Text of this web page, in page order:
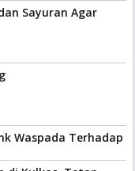
Sayuran Agar
Waspada Terhadap